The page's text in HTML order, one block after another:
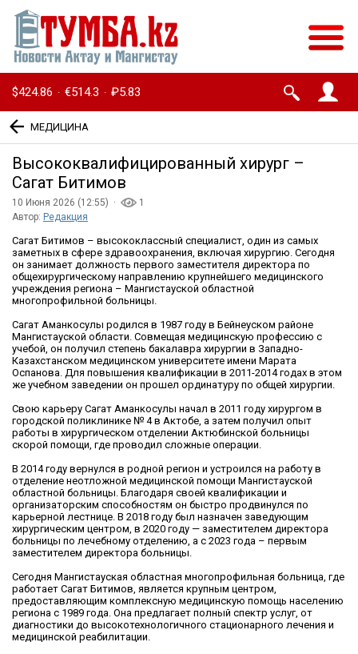
$424.86 · €514.3 · ₽5.83
МЕДИЦИНА
Высококвалифицированный хирург –
Сагат Битимов
10 Июня 2026 (12:55) ·
1
Автор: Редакция
Сагат Битимов – высококлассный специалист, один из самых
заметных в сфере здравоохранения, включая хирургию. Сегодня
он занимает должность первого заместителя директора по
общехирургическому направлению крупнейшего медицинского
учреждения региона – Мангистауской областной
многопрофильной больницы.
Сагат Аманкосулы родился в 1987 году в Бейнеуском районе
Мангистауской области. Совмещая медицинскую профессию с
учебой, он получил степень бакалавра хирургии в Западно-
Казахстанском медицинском университете имени Марата
Оспанова. Для повышения квалификации в 2011-2014 годах в этом
же учебном заведении он прошел ординатуру по общей хирургии.
Свою карьеру Сагат Аманкосулы начал в 2011 году хирургом в
городской поликлинике № 4 в Актобе, а затем получил опыт
работы в хирургическом отделении Актюбинской больницы
скорой помощи, где проводил сложные операции.
В 2014 году вернулся в родной регион и устроился на работу в
отделение неотложной медицинской помощи Мангистауской
областной больницы. Благодаря своей квалификации и
организаторским способностям он быстро продвинулся по
карьерной лестнице. В 2018 году был назначен заведующим
хирургическим центром, в 2020 году — заместителем директора
больницы по лечебному отделению, а с 2023 года – первым
заместителем директора больницы.
Сегодня Мангистауская областная многопрофильная больница, где
работает Сагат Битимов, является крупным центром,
предоставляющим комплексную медицинскую помощь населению
региона с 1989 года. Она предлагает полный спектр услуг, от
диагностики до высокотехнологичного стационарного лечения и
медицинской реабилитации.